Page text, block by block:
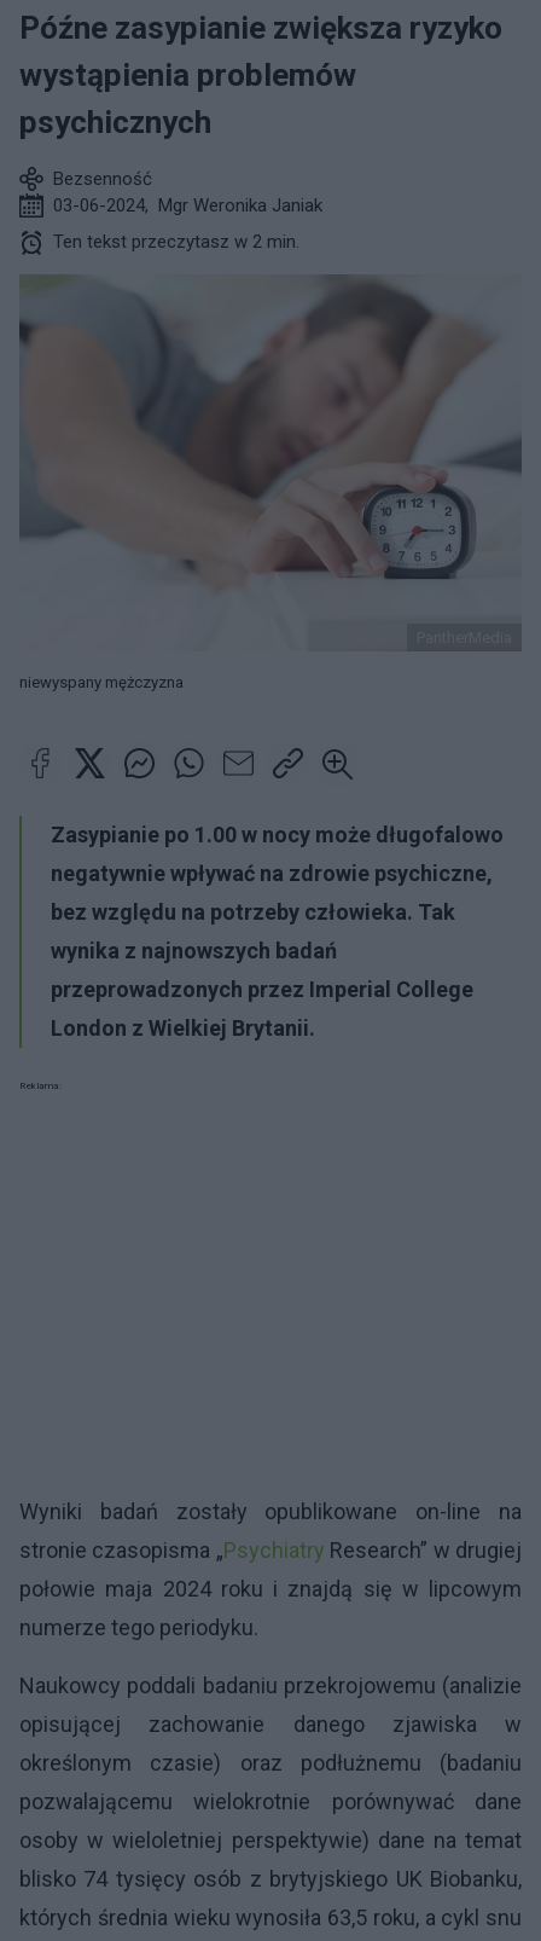
Późne zasypianie zwiększa ryzyko
wystąpienia problemów
psychicznych
Bezsenność
03-06-2024, Mgr Weronika Janiak
Ten tekst przeczytasz w 2 min.
niewyspany mężczyzna
Zasypianie po 1.00 w nocy może długofalowo
negatywnie wpływać na zdrowie psychiczne,
bez względu na potrzeby człowieka. Tak
wynika z najnowszych badań
przeprowadzonych przez Imperial College
London z Wielkiej Brytanii.
Reklama:
Wyniki badań zostały opublikowane on-line na
stronie czasopisma „Psychiatry Research” w drugiej
połowie maja 2024 roku i znajdą się w lipcowym
numerze tego periodyku.
Naukowcy poddali badaniu przekrojowemu (analizie
opisującej zachowanie danego zjawiska w
określonym czasie) oraz podłużnemu (badaniu
pozwalającemu wielokrotnie porównywać dane
osoby w wieloletniej perspektywie) dane na temat
blisko 74 tysięcy osób z brytyjskiego UK Biobanku,
których średnia wieku wynosiła 63,5 roku, a cykl snu